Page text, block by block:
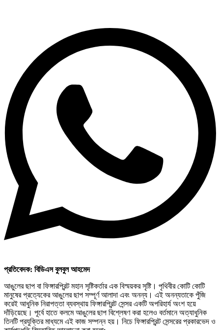
প্রতিবেদক: বিডিএস বুলবুল আহমেদ
আঙুলের ছাপ বা ফিঙ্গারপ্রিন্ট মহান সৃষ্টিকর্তার এক বিস্ময়কর সৃষ্টি। পৃথিবীর কোটি কোটি
মানুষের প্রত্যেকের আঙুলের ছাপ সম্পূর্ণ আলাদা এবং অনন্য। এই অনন্যতাকে পুঁজি
করেই আধুনিক নিরাপত্তা ব্যবস্থায় ফিঙ্গারপ্রিন্ট সেন্সর একটি অপরিহার্য অংশ হয়ে
দাঁড়িয়েছে। পূর্বে হাতে কলমে আঙুলের ছাপ বিশ্লেষণ করা হলেও বর্তমানে অত্যাধুনিক
তিনটি প্রযুক্তির মাধ্যমে এই কাজ সম্পন্ন হয়। নিচে ফিঙ্গারপ্রিন্ট সেন্সরের প্রকারভেদ ও